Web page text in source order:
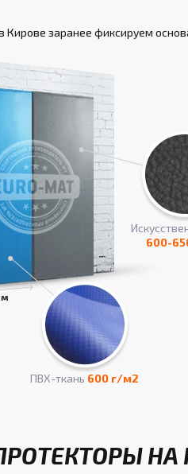
Кирове заранее фиксируем
ПВХ-ткань 600 г/м2
600-
НА